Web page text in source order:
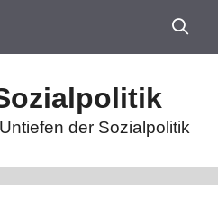
der Sozialpolitik